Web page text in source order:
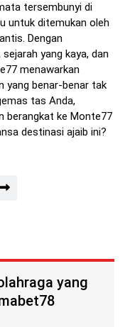
tersembunyi di
untuk ditemukan oleh
Dengan
yang kaya, dan
menawarkan
yang benar-benar tak
tas Anda,
berangkat ke Monte77
destinasi ajaib ini?
yang